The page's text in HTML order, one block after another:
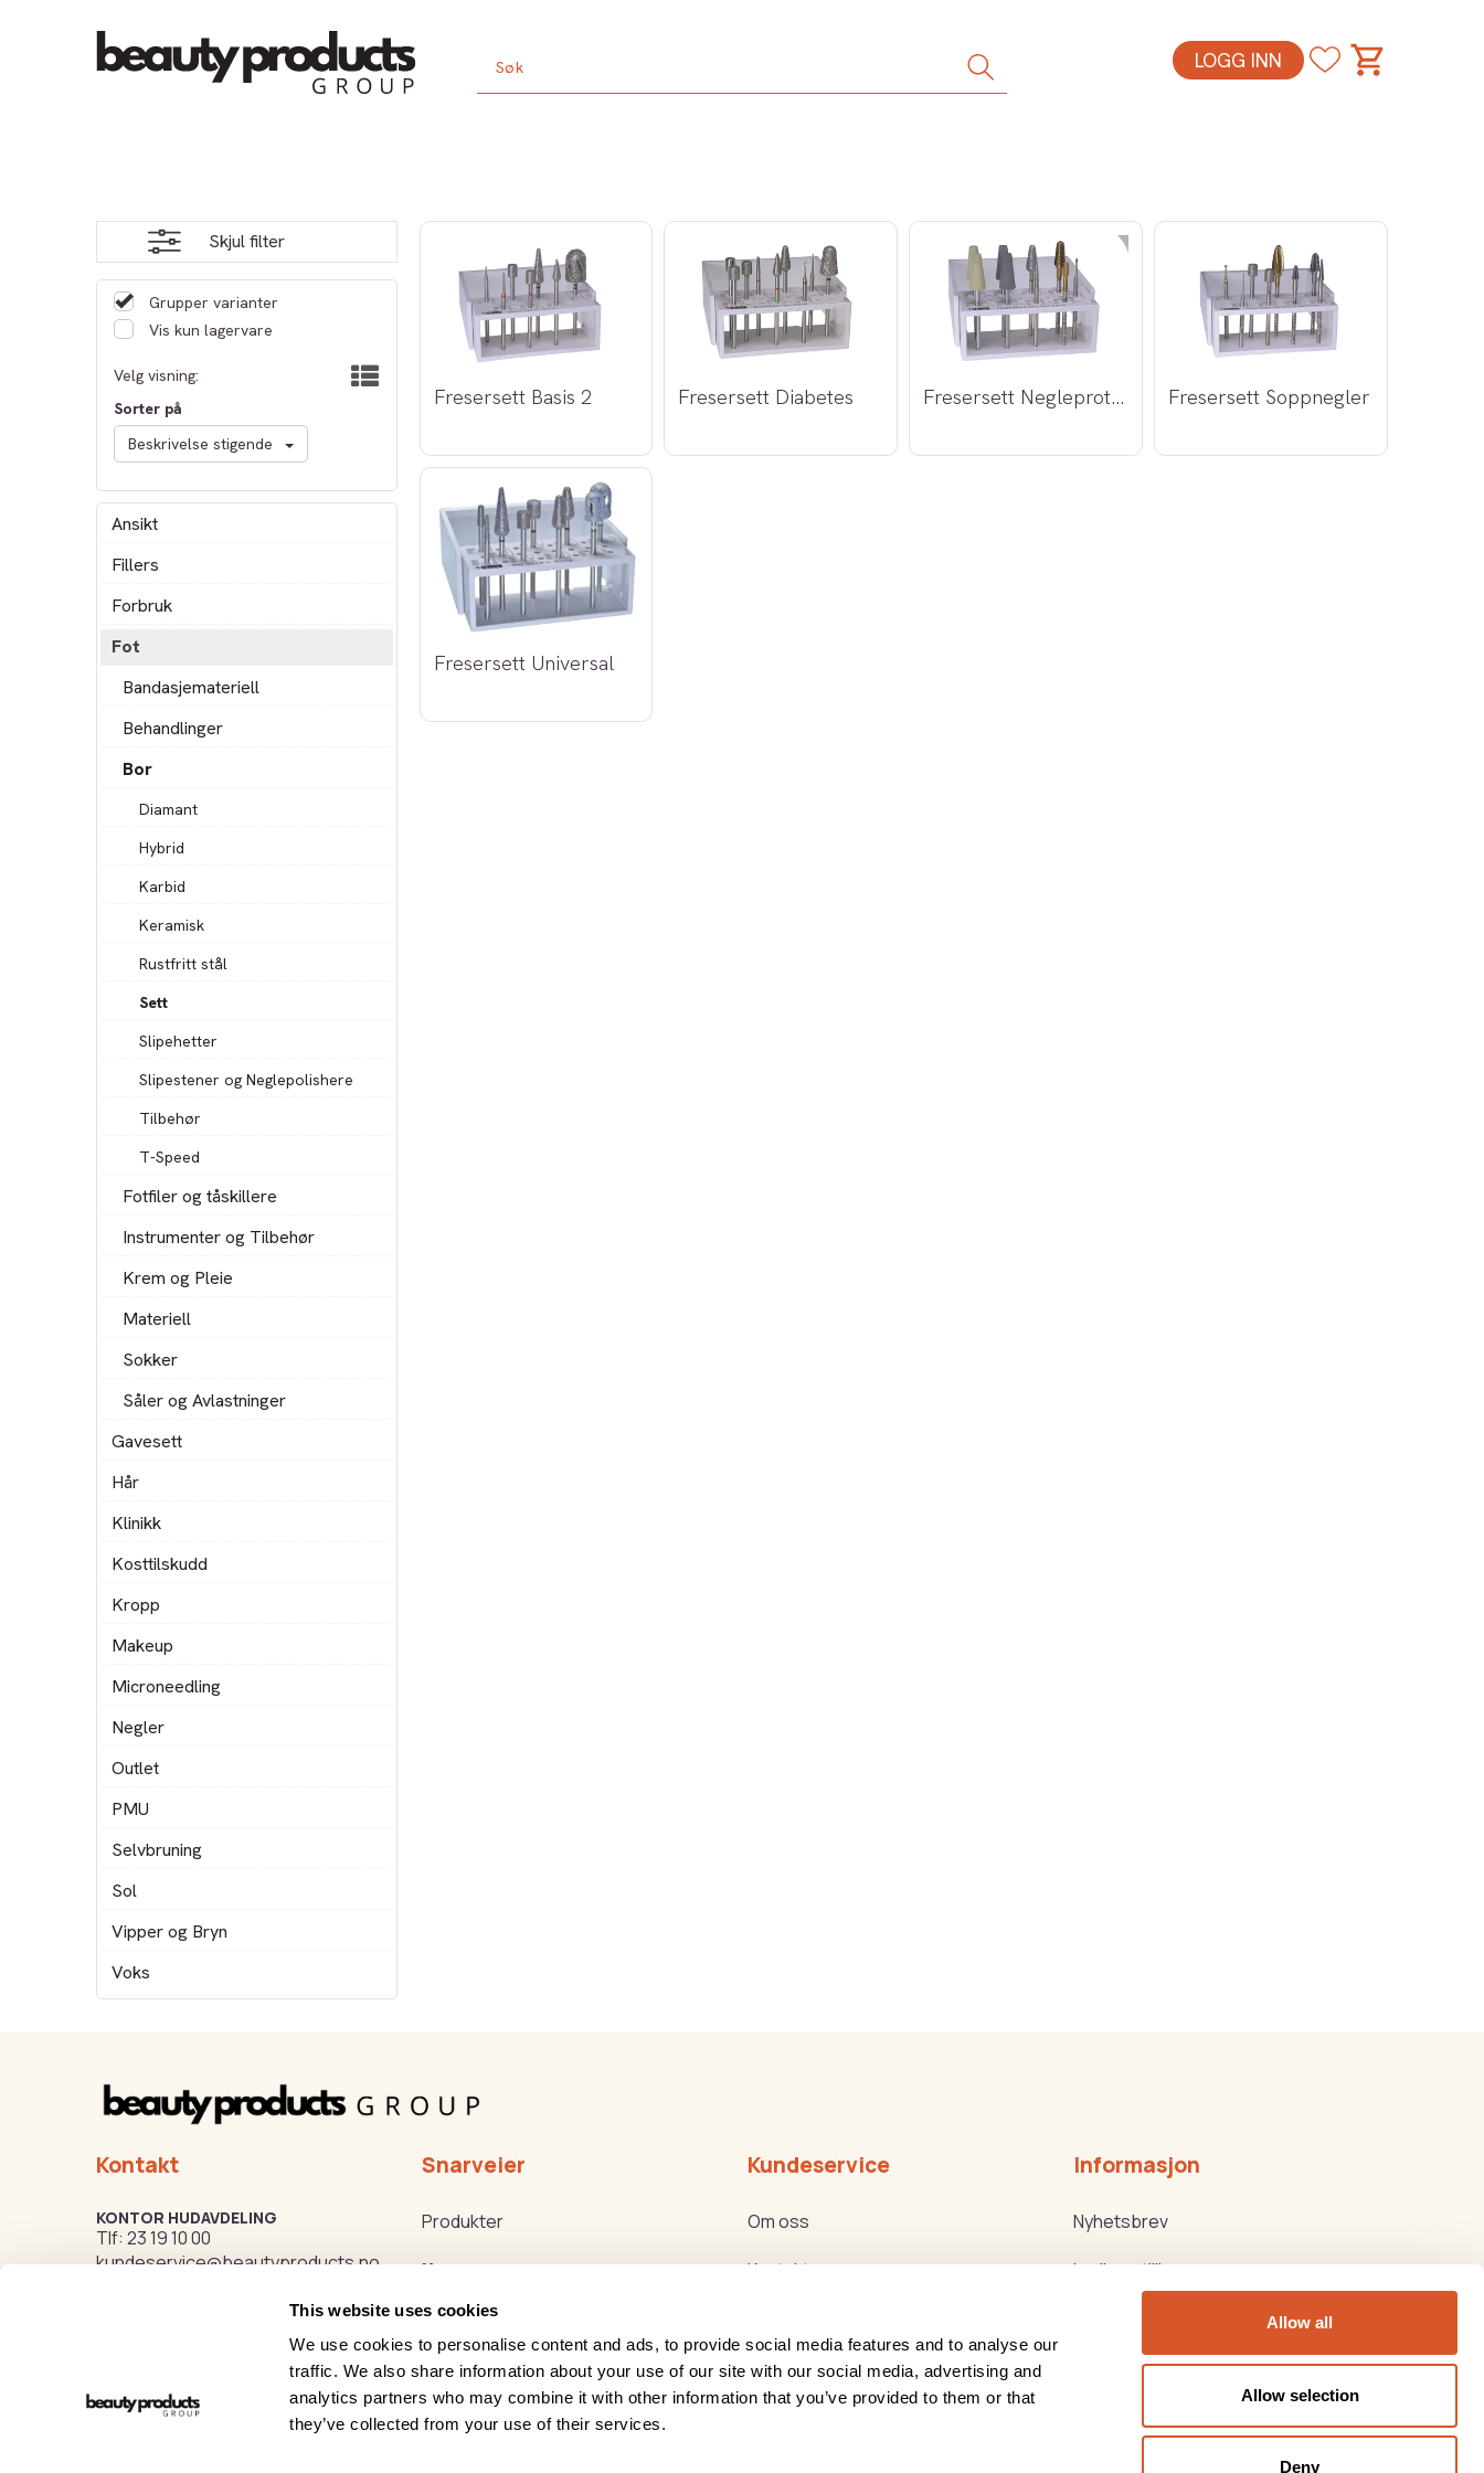
This website uses cookies
We use cookies to personalise content and ads, to provide social media features and to analyse our
traffic. We also share information about your use of our site with our social media, advertising and
analytics partners who may combine it with other information that you’ve provided to them or that
they’ve collected from your use of their services.
Allow all
Allow selection
Deny
LOGG INN
Skjul filter
Grupper varianter
Vis kun lagervare
Velg visning:
Sorter på
Beskrivelse stigende
Ansikt
Fillers
Forbruk
Fot
Bandasjemateriell
Behandlinger
Bor
Diamant
Hybrid
Karbid
Keramisk
Rustfritt stål
Sett
Slipehetter
Slipestener og Neglepolishere
Tilbehør
T-Speed
Fotfiler og tåskillere
Instrumenter og Tilbehør
Krem og Pleie
Materiell
Sokker
Såler og Avlastninger
Gavesett
Hår
Klinikk
Kosttilskudd
Kropp
Makeup
Microneedling
Negler
Outlet
PMU
Selvbruning
Sol
Vipper og Bryn
Voks
Fresersett Basis 2 Fresersett Diabetes Fresersett Negleprotetikk Fresersett Soppnegler
Fresersett Universal
Kontakt
KONTOR HUDAVDELING
Tlf: 23 19 10 00
kundeservice@beautyproducts.no
Org: 967110167
Lørenveien 37, 0585 Oslo
Snarveier
Produkter
Kurs
Varemerker
Beauty og Helse Akademiet
Hygge- og nyttemøter
Kundeservice
Om oss
Kontakt oss
Reklamasjon og retur
Informasjon
Nyhetsbrev
Ledige stillinger
Kjøps-/Leveringsbetingelser
Beauty Products
Thorsen Biovital